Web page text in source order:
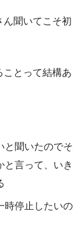
ん聞いてこそ初
ことって結構あ
と聞いたのでそ
と言って、いき
時停止したいの